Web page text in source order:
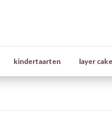
kindertaarten layer